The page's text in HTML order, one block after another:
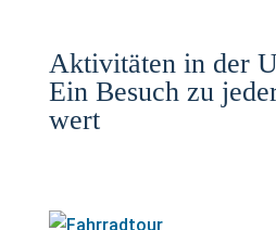
Aktivitäten in der
Ein Besuch zu
wert